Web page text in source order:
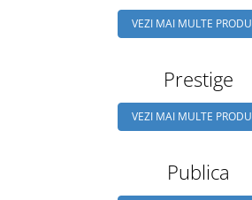
VEZI MAI MULTE
Prestige
VEZI MAI MULTE
Publica